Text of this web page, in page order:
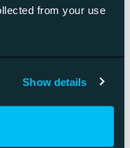
from your use
Show details
objektiivisesti.
tarjoamalla